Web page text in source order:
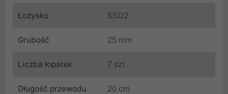
Łożysko SSO2
Grubość 25 mm
Liczba łopatek 7 szt
Długość przewodu
20 cm